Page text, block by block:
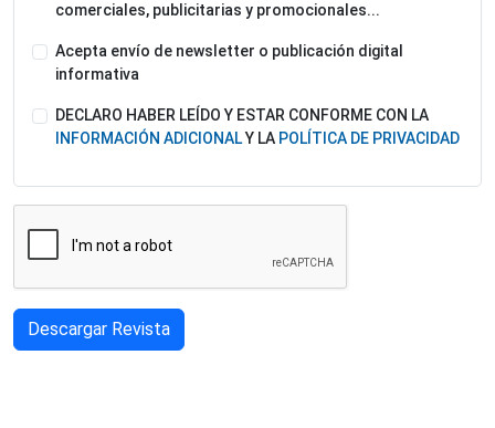
comerciales, publicitarias y promocionales...
Acepta envío de newsletter o publicación digital
informativa
DECLARO HABER LEÍDO Y ESTAR CONFORME CON LA
INFORMACIÓN ADICIONALY LA POLÍTICA DE PRIVACIDAD
Descargar Revista